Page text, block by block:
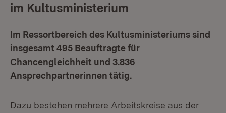
im Kultusministerium
Im Ressortbereich des Kultusministeriums sind
insgesamt 495 Beauftragte für
Chancengleichheit und 3.836
Ansprechpartnerinnen tätig.
Dazu bestehen mehrere Arbeitskreise aus der